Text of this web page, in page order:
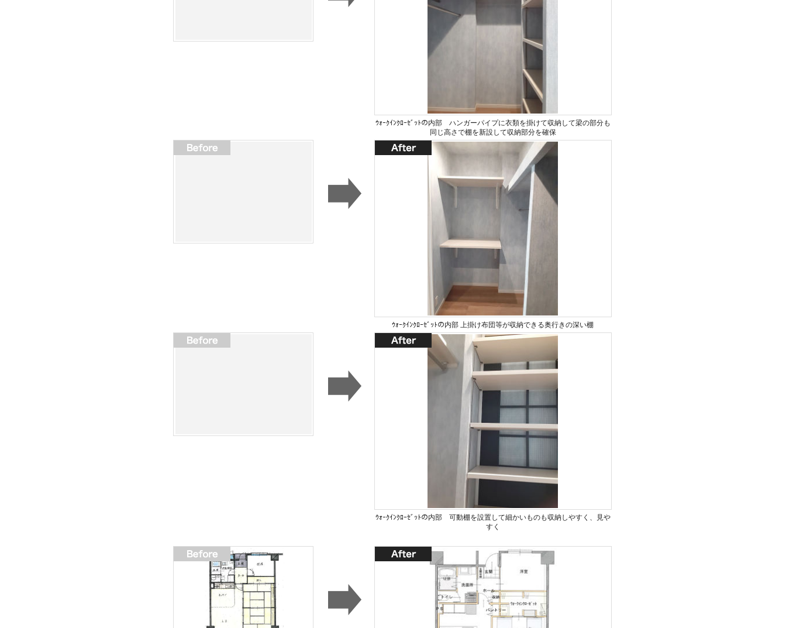
ｳｫｰｸｲﾝｸﾛｰｾﾞｯﾄの内部 ハンガーパイプに衣類を掛けて収納して梁の部分も
同じ高さで棚を新設して収納部分を確保
ｳｫｰｸｲﾝｸﾛｰｾﾞｯﾄの内部 上掛け布団等が収納できる奥行きの深い棚
ｳｫｰｸｲﾝｸﾛｰｾﾞｯﾄの内部 可動棚を設置して細かいものも収納しやすく、見や
すく